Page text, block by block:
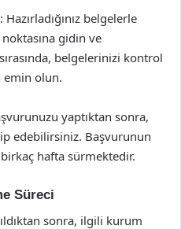
belgelerle
gidin ve
belgelerinizi kontrol
emin olun.
yaptıktan sonra,
edebilirsiniz. Başvurunun
hafta sürmektedir.
Süreci
sonra, ilgili kurum